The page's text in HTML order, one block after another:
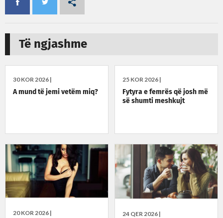
Të ngjashme
30 KOR 2026 |
A mund të jemi vetëm miq?
25 KOR 2026 |
Fytyra e femrës që josh më
së shumti meshkujt
20 KOR 2026 | 24 QER 2026 |